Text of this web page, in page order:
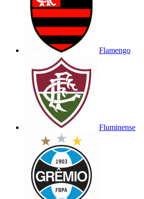
Flamengo
Fluminense